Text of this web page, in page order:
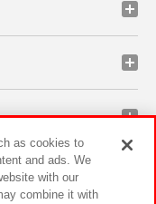
as cookies to
and ads. We
with our
combine it with